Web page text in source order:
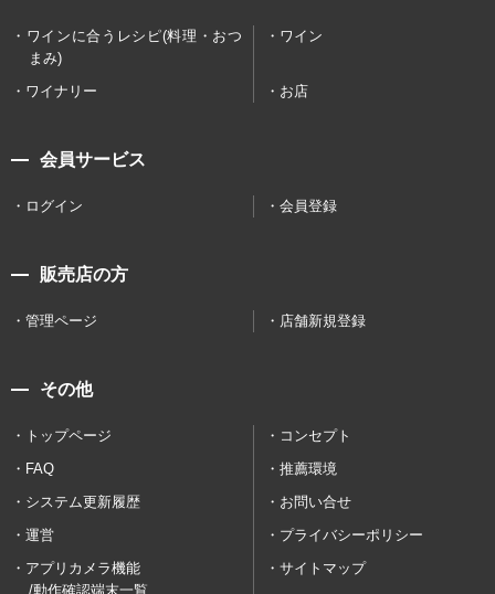
ワインに合うレシピ(料理・おつ
まみ)
ワイン
ワイナリー お店
会員サービス
ログイン 会員登録
販売店の方
管理ページ 店舗新規登録
その他
トップページ
コンセプト
FAQ
推薦環境
システム更新履歴
お問い合せ
運営
プライバシーポリシー
アプリカメラ機能
/動作確認端末一覧
サイトマップ